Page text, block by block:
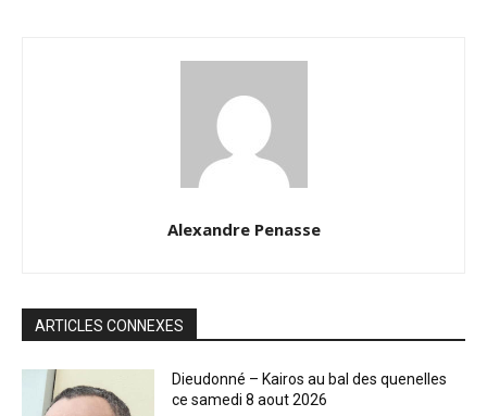
Alexandre Penasse
ARTICLES CONNEXES
Dieudonné – Kairos au bal des quenelles
ce samedi 8 aout 2026